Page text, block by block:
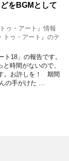
をBGMとして
ゥ・アート』情報
トゥ・アート』のテ
ト18」の報告です。
時間がないので、
。お許しを！ 期間
の手がけた …